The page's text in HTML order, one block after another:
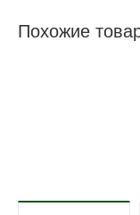
Похожие